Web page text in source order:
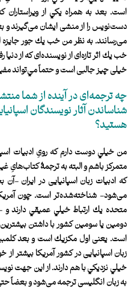
است. بعد به همراه يكي از ويراستاران
دست‌نويس را از منشی ايشان می‌گيرند و
می‌رسانند. به نظر من خب يك جور جايزه
خب يك اثر تازه‌ای از نويسنده‌ای كه از
خيلی چيز جالبی است و حتماً مي‌تواند
چه ترجمه‌ای در آينده از شما
شناساندن آثار نويسندگان
هستيد؟
من خيلي دوست دارم كه رویِ ادبيات
متمركز باشم و البته به ترجمۀ كتاب‌هایِ
كه ادبيات زبان اسپانيايی در ايران -
می‌شود- شناخته‌شده‌تر است. چون
متحده يك ارتباط خيلي عميقي دارند
دومين يا سومين كشور با داشتن بيشترين
است. يعنی اول مكزيك است و بعد
زبان اسپانيايی در كشور آمريكا بيشتر از
خيلي نزديكي با هم دارند. از اين جهت
به زبان انگليسی ترجمه می‌شود و بعضاً